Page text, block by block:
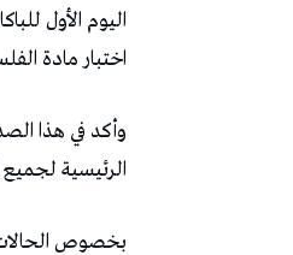
اليوم الأول
اختبار مادة
وأكد في هذا
الرئيسية لجميع